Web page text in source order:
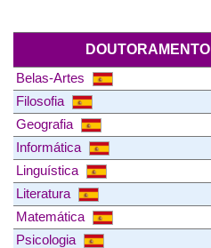
DOUTORAMENTO
Belas-Artes
Filosofia
Geografia
Informática
Linguística
Literatura
Matemática
Psicologia